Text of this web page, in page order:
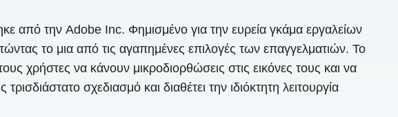
από την Adobe Inc. Φημισμένο για την ευρεία γκάμα εργαλείων
το μια από τις αγαπημένες επιλογές των επαγγελματιών. Το
χρήστες να κάνουν μικροδιορθώσεις στις εικόνες τους και να
σχεδιασμό και διαθέτει την ιδιόκτητη λειτουργία